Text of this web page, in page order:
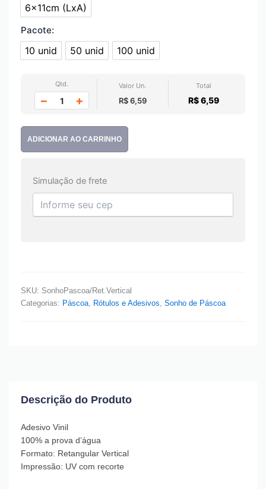
6x11cm (LxA)
6x11cm (LxA)
Pacote:
10 unid
10 unid
50 unid
50 unid
100 unid
100 unid
Qtd.
− +
Valor Un.
R$ 6,59
Total
R$ 6,59
ADICIONAR AO CARRINHO
Simulação de frete
SKU: SonhoPascoa/Ret.Vertical
Categorias: Páscoa Rótulos e Adesivos Sonho de Páscoa
Descrição do Produto
Adesivo Vinil
100% a prova d’água
Formato: Retangular Vertical
Impressão: UV com recorte